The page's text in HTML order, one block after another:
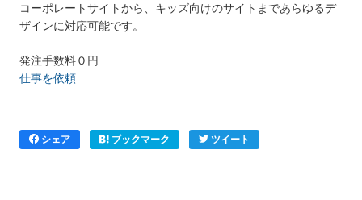
コーポレートサイトから、キッズ向けのサイトまであらゆるデ
ザインに対応可能です。
発注手数料０円
仕事を依頼
シェア ブックマーク ツイート